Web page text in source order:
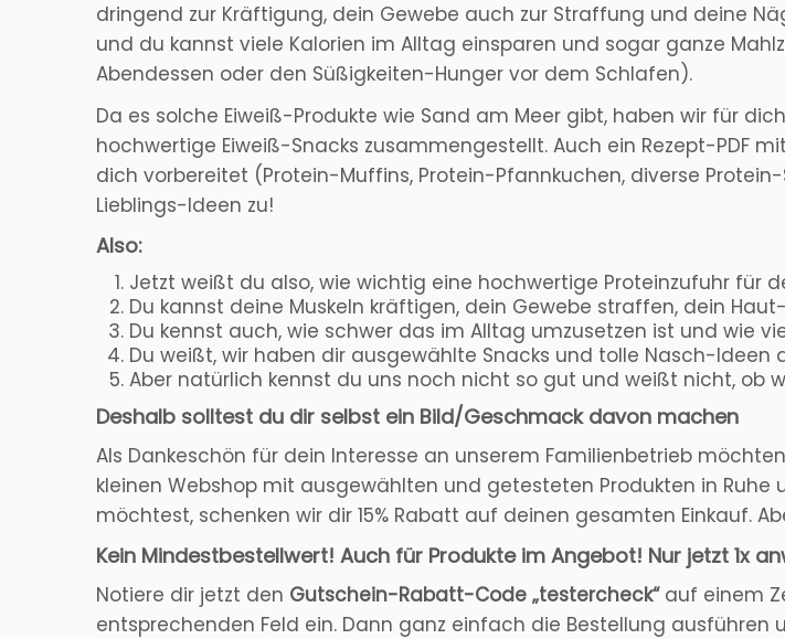
dringend zur Kräftigung, dein Gewebe auch zur Straffung und deine
und du kannst viele Kalorien im Alltag einsparen und sogar ganze
Abendessen oder den Süßigkeiten-Hunger vor dem Schlafen).
Da es solche Eiweiß-Produkte wie Sand am Meer gibt, haben wir für
hochwertige Eiweiß-Snacks zusammengestellt. Auch ein Rezept-PDF
dich vorbereitet (Protein-Muffins, Protein-Pfannkuchen, diverse
Lieblings-Ideen zu!
Also:
Jetzt weißt du also, wie wichtig eine hochwertige Proteinzufuhr für
Du kannst deine Muskeln kräftigen, dein Gewebe straffen, dein
Du kennst auch, wie schwer das im Alltag umzusetzen ist und wie
Du weißt, wir haben dir ausgewählte Snacks und tolle Nasch-Ideen
Aber natürlich kennst du uns noch nicht so gut und weißt nicht, ob
Deshalb solltest du dir selbst ein Bild/Geschmack davon machen
Als Dankeschön für dein Interesse an unserem Familienbetrieb
kleinen Webshop mit ausgewählten und getesteten Produkten in
möchtest, schenken wir dir 15% Rabatt auf deinen gesamten Einkauf.
Kein Mindestbestellwert! Auch für Produkte im Angebot! Nur jetzt 1x
Notiere dir jetzt den Gutschein-Rabatt-Code „testercheck“auf einem
entsprechenden Feld ein. Dann ganz einfach die Bestellung